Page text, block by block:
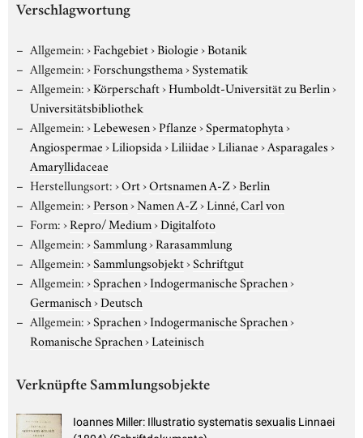
Verschlagwortung
Allgemein:›Fachgebiet›Biologie›Botanik
Allgemein:›Forschungsthema›Systematik
Allgemein:›Körperschaft›Humboldt-Universität zu Berlin›
Universitätsbibliothek
Allgemein:›Lebewesen›Pflanze›Spermatophyta›
Angiospermae›Liliopsida›Liliidae›Lilianae›Asparagales›
Amaryllidaceae
Herstellungsort:›Ort›Ortsnamen A-Z›Berlin
Allgemein:›Person›Namen A-Z›Linné, Carl von
Form:›Repro/ Medium›Digitalfoto
Allgemein:›Sammlung›Rarasammlung
Allgemein:›Sammlungsobjekt›Schriftgut
Allgemein:›Sprachen›Indogermanische Sprachen›
Germanisch›Deutsch
Allgemein:›Sprachen›Indogermanische Sprachen›
Romanische Sprachen›Lateinisch
Verknüpfte Sammlungsobjekte
Ioannes Miller: Illustratio systematis sexualis Linnaei